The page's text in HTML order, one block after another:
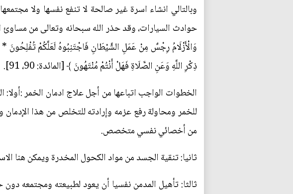
وبالتالي انشاء اسرة غير صالحة لا تنفع نفسها ولا
وَالْأَزْلَامُ رِجْسٌ مِنْ عَمَلِ الشَّيْطَانِ فَاجْتَنِبُوهُ لَعَلَّكُمْ تُفْلِحُونَ
ذِكْرِ اللَّهِ وَعَنِ الصَّلَاةِ فَهَلْ أَنْتُمْ مُنْتَهُونَ ﴾ [المائدة: 90، 91].
الخطوات الواجب اتباعها من أجل علاج ادمان الخمر
للخمر ومحاولة رفع عزمه وإرادته للتخلص من هذا
من أخصائي نفسي متخصص.
ثانيا: تنقية الجسد من مواد الكحول المخدرة ويمكن هنا
ثالثا: تأهيل المدمن نفسيا أن يعود لطبيعته ومجتمعه